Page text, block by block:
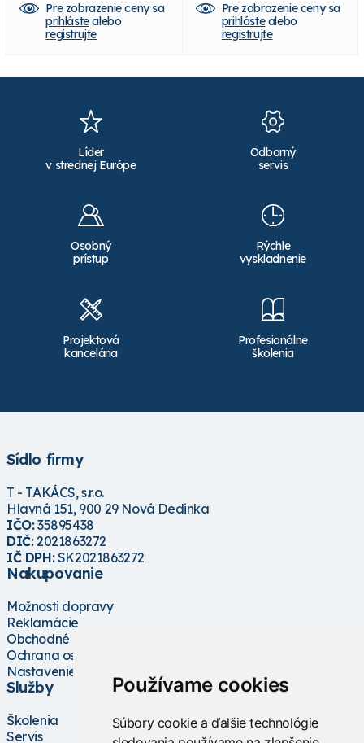
Používame cookies
Súbory cookie a ďalšie technológie
Pre zobrazenie ceny sa
prihlástealebo
registrujte
Pre zobrazenie ceny sa
prihlástealebo
registrujte
Líder
v strednej Európe
Odborný
servis
Osobný
prístup
Rýchle
vyskladnenie
Projektová
kancelária
Profesionálne
školenia
Sídlo firmy
T - TAKÁCS, s.r.o.
Hlavná 151, 900 29 Nová Dedinka
IČO:35895438
DIČ:2021863272
IČ DPH:SK2021863272
Nakupovanie
Možnosti dopravy
Reklamácie
Obchodné podmienky
Ochrana osobných údajov
Nastavenie cookies
Služby
Školenia
Servis